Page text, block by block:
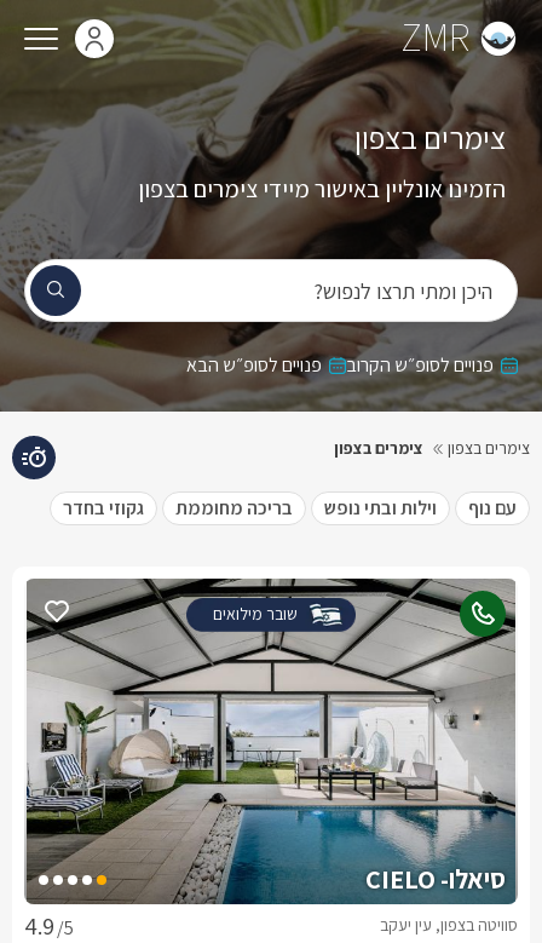
ZMR
היכן ומתי תרצו לנפוש?
צימרים בצפון
הזמינו אונליין באישור מיידי צימרים בצפון
פנויים לסופ״ש הקרוב פנויים לסופ״ש הבא
צימרים בצפון צימרים בצפון
עם נוף וילות ובתי נופש בריכה מחוממת גקוזי בחדר
שובר מילואים
סיאלו- CIELO
/5 סוויטה בצפון, עין יעקב